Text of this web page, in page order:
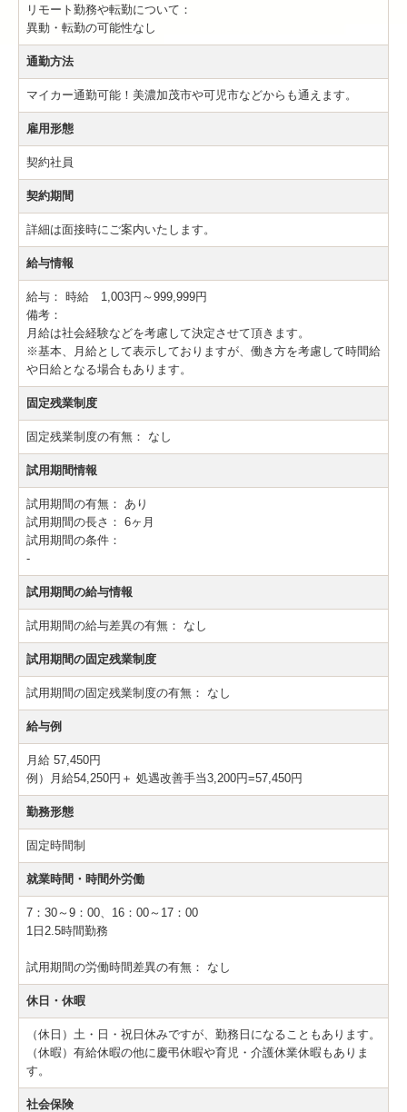
リモート勤務や転勤について：
異動・転勤の可能性なし
通勤方法
マイカー通勤可能！美濃加茂市や可児市などからも通えます。
雇用形態
契約社員
契約期間
詳細は面接時にご案内いたします。
給与情報
給与： 時給 1,003円～999,999円
備考：
月給は社会経験などを考慮して決定させて頂きます。
※基本、月給として表示しておりますが、働き方を考慮して時間給
や日給となる場合もあります。
固定残業制度
固定残業制度の有無： なし
試用期間情報
試用期間の有無： あり
試用期間の長さ： 6ヶ月
試用期間の条件：
-
試用期間の給与情報
試用期間の給与差異の有無： なし
試用期間の固定残業制度
試用期間の固定残業制度の有無： なし
給与例
月給 57,450円
例）月給54,250円＋ 処遇改善手当3,200円=57,450円
勤務形態
固定時間制
就業時間・時間外労働
7：30～9：00、16：00～17：00
1日2.5時間勤務
試用期間の労働時間差異の有無： なし
休日・休暇
（休日）土・日・祝日休みですが、勤務日になることもあります。
（休暇）有給休暇の他に慶弔休暇や育児・介護休業休暇もありま
す。
社会保険